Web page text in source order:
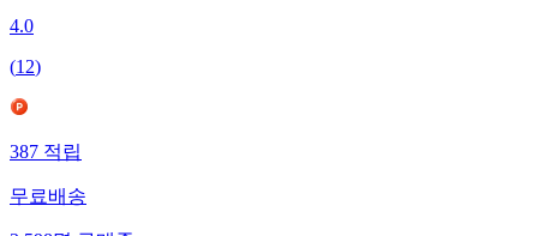
4.0
(12)
387적립
무료배송